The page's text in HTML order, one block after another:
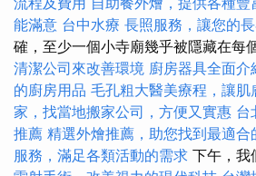
能滿意 台中水療 長照服務，讓您的
確，至少一個小寺廟幾乎被隱藏在每
清潔公司來改善環境 廚房器具全面介
的廚房用品 毛孔粗大醫美療程，讓肌
家，找當地搬家公司，方便又實惠 台
推薦 精選外燴推薦，助您找到最適合
服務，滿足各類活動的需求 下午，